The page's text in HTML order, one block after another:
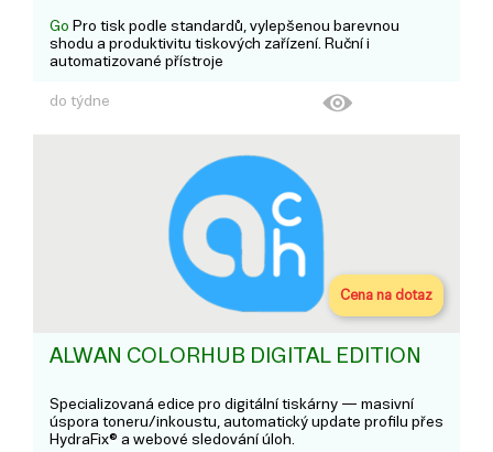
Go Pro tisk podle standardů, vylepšenou barevnou
shodu a produktivitu tiskových zařízení. Ruční i
automatizované přístroje
do týdne
Cena na dotaz
ALWAN COLORHUB DIGITAL EDITION
Specializovaná edice pro digitální tiskárny — masivní
úspora toneru/inkoustu, automatický update profilu přes
HydraFix® a webové sledování úloh.